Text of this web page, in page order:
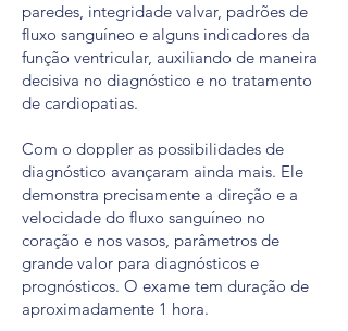
paredes, integridade valvar, padrões de
fluxo sanguíneo e alguns indicadores da
função ventricular, auxiliando de maneira
decisiva no diagnóstico e no tratamento
de cardiopatias.
Com o doppler as possibilidades de
diagnóstico avançaram ainda mais. Ele
demonstra precisamente a direção e a
velocidade do fluxo sanguíneo no
coração e nos vasos, parâmetros de
grande valor para diagnósticos e
prognósticos. O exame tem duração de
aproximadamente 1 hora.